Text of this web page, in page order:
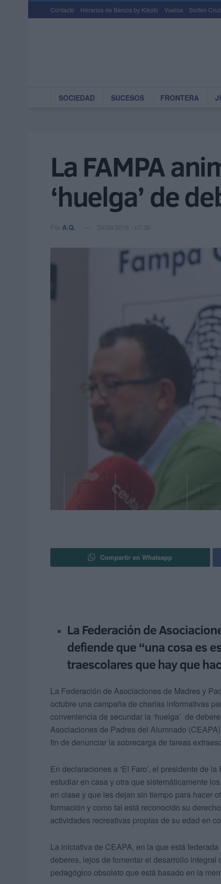
Contacto Horarios de Barcos by Kikoto Vuelos Sorteo
SOCIEDAD SUCESOS FRONTERA
La FAMPA
‘huelga’ de
Por A.Q. 24/09/2016 - 07:30
Compartir en Whatsapp
La Federación de
defiende que “una cosa es
traescolares que hay que
La Federación de Asociaciones de Madres y
octubre una campaña de charlas informativas
conveniencia de secundar la ‘huelga’ de
Asociaciones de Padres del Alumnado
fin de denunciar la sobrecarga de tareas
En declaraciones a ‘El Faro’, el presidente de
estudiar en casa y otra que sistemáticamente
en clase y que les dejan sin tiempo para hacer
formación y como tal está reconocido su
actividades recreativas propias de su edad en
La iniciativa de CEAPA, en la que está
deberes, lejos de fomentar el desarrollo
pedagógico obsoleto que está basado en la